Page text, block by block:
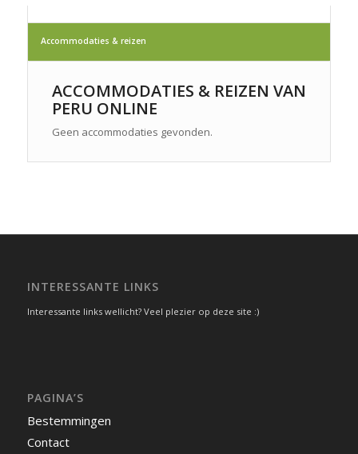
Accommodaties & reizen
ACCOMMODATIES & REIZEN VAN
PERU ONLINE
Geen accommodaties gevonden.
INTERESSANTE LINKS
Interessante links wellicht? Veel plezier op deze site :)
PAGINA’S
Bestemmingen
Contact